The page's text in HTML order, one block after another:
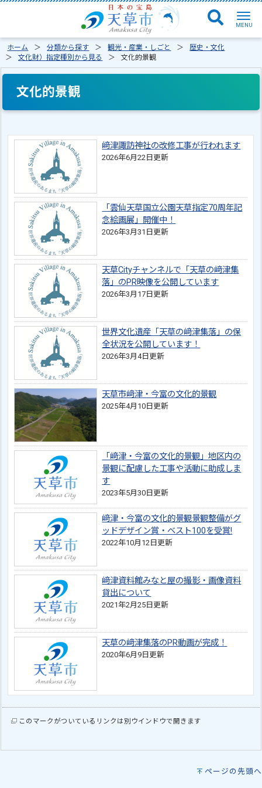
ホーム 分類から探す 観光・産業・しごと
歴史・文化
文化財）指定種別から見る
文化的景観
文化的景観
﨑津諏訪神社の改修工事が行われます
2026年6月22日更新
「雲仙天草国立公園天草指定70周年記
念絵画展」開催中！
2026年3月31日更新
天草Cityチャンネルで「天草の﨑津集
落」のPR映像を公開しています
2026年3月17日更新
世界文化遺産「天草の﨑津集落」の保
全状況を公開しています！
2026年3月4日更新
天草市﨑津・今富の文化的景観
2025年4月10日更新
「﨑津・今富の文化的景観」地区内の
景観に配慮した工事や活動に助成しま
す
2023年5月30日更新
﨑津・今富の文化的景観景観整備がグ
ッドデザイン賞・ベスト100を受賞!
2022年10月12日更新
﨑津資料館みなと屋の撮影・画像資料
貸出について
2021年2月25日更新
天草の﨑津集落のPR動画が完成！
2020年6月9日更新
このマークがついているリンクは別ウインドウで開きます
ページの先頭へ